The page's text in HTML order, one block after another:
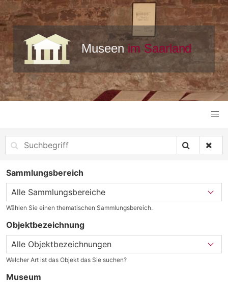
Sammlungsbereich
Wählen Sie einen thematischen Sammlungsbereich.
Objektbezeichnung
Welcher Art ist das Objekt das Sie suchen?
Museum